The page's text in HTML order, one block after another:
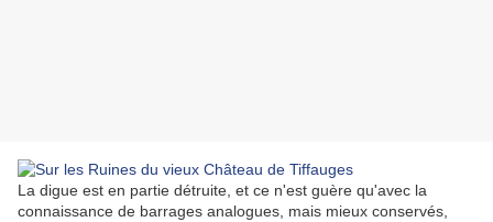
La digue est en partie détruite, et ce n'est guère qu'avec la
connaissance de barrages analogues, mais mieux conservés,